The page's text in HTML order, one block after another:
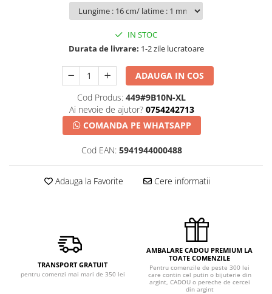
IN STOC
Durata de livrare: 1-2 zile lucratoare
ADAUGA IN COS
Cod Produs: 449#9B10N-XL
Ai nevoie de ajutor? 0754242713
COMANDA PE WHATSAPP
Cod EAN: 5941944000488
Adauga la Favorite Cere informatii
TRANSPORT GRATUIT
pentru comenzi mai mari de 350 lei
AMBALARE CADOU PREMIUM LA
TOATE COMENZILE
Pentru comenzile de peste 300 lei
care contin cel putin o bijuterie din
argint, CADOU o pereche de cercei
din argint